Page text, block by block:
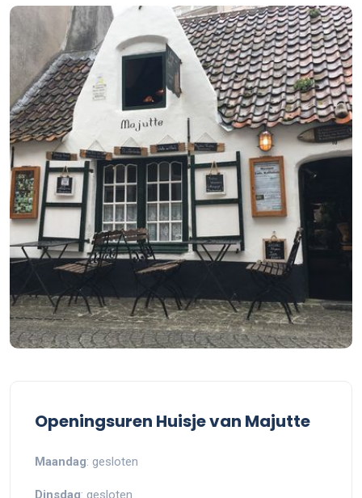
Openingsuren Huisje van Majutte
Maandag: gesloten
Dinsdag: gesloten